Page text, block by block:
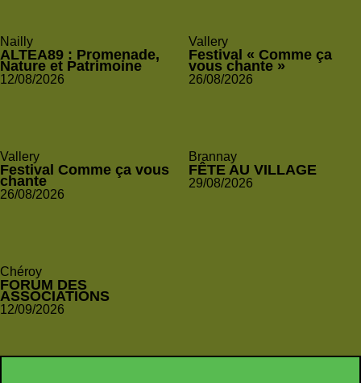
Nailly
ALTEA89 : Promenade,
Nature et Patrimoine
12/08/2026
Vallery
Festival « Comme ça
vous chante »
26/08/2026
Vallery
Festival Comme ça vous
chante
26/08/2026
Brannay
FÊTE AU VILLAGE
29/08/2026
Chéroy
FORUM DES
ASSOCIATIONS
12/09/2026